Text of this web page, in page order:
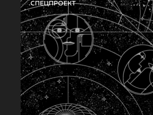
СПЕЦПРОЕКТ